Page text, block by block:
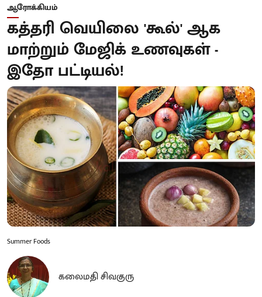
ஆரோக்கியம்
கத்தரி வெயிலை 'கூல்' ஆக
மாற்றும் மேஜிக் உணவுகள் -
இதோ பட்டியல்!
Summer Foods
கலைமதி சிவகுரு